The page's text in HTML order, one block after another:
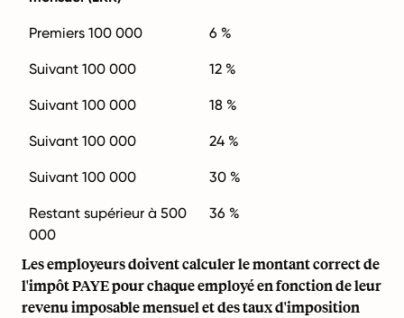
Premiers 100 000 6 %
Suivant 100 000 12 %
Suivant 100 000 18 %
Suivant 100 000 24 %
Suivant 100 000 30 %
Restant supérieur à 500
000
36 %
Les employeurs doivent calculer le montant correct de
l'impôt PAYE pour chaque employé en fonction de leur
revenu imposable mensuel et des taux d'imposition